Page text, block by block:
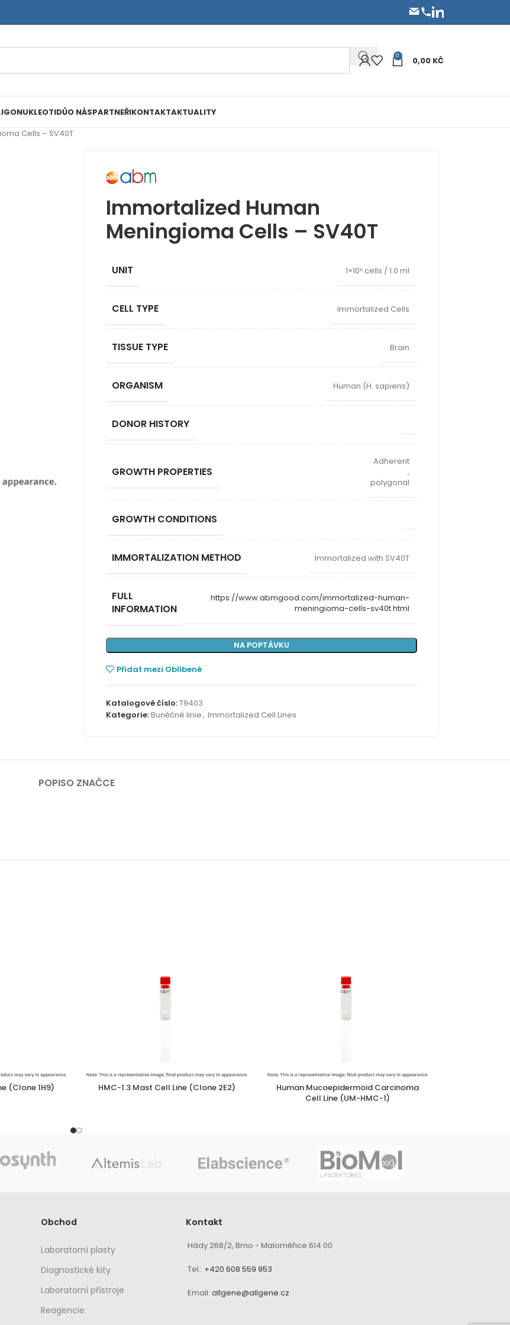
0 0,00 KČ
O NÁSPARTNEŘIKONTAKTAKTUALITY
Cells – SV40T
Immortalized Human
Meningioma Cells – SV40T
UNIT 1×10⁶ cells / 1.0 ml
CELL TYPE Immortalized Cells
TISSUE TYPE Brain
ORGANISM Human (H. sapiens)
DONOR HISTORY
GROWTH PROPERTIES
Adherent
,
polygonal
GROWTH CONDITIONS
IMMORTALIZATION METHOD Immortalized with SV40T
FULL
INFORMATION
https://www.abmgood.com/immortalized-human-
meningioma-cells-sv40t.html
NA POPTÁVKU
Přidat mezi Oblíbené
Katalogové číslo:T9403
Kategorie:Buněčné linie, Immortalized Cell Lines
POPISO ZNAČCE
(Clone 1H9) HMC-1.3 Mast Cell Line (Clone 2E2)
Human Mucoepidermoid Carcinoma
Cell Line (UM-HMC-1)
Obchod
Laboratorní plasty
Diagnostické kity
Laboratorní přístroje
Reagencie
Kontakt
Hády 268/2, Brno - Maloměřice 614 00
Tel.: +420 608 559 953
Email: allgene@allgene.cz